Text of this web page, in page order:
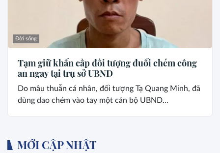
Đời sống
Tạm giữ khẩn cấp đối tượng đuổi chém công
an ngay tại trụ sở UBND
Do mâu thuẫn cá nhân, đối tượng Tạ Quang Minh, đã
dùng dao chém vào tay một cán bộ UBND...
MỚI CẬP NHẬT